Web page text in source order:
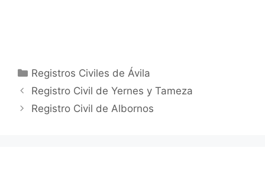
Categorías
Registros Civiles de Ávila
Registro Civil de Yernes y Tameza
Registro Civil de Albornos